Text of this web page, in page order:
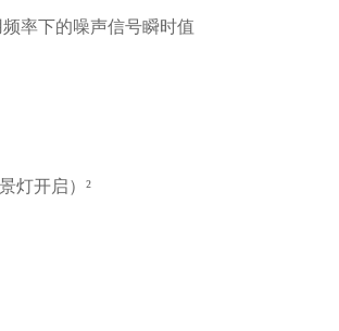
率下的噪声信号瞬时值
灯开启）²